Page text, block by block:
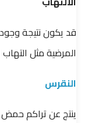
قد يكون نتيجة
المرضية مثل
النقرس
ينتج عن تراكم